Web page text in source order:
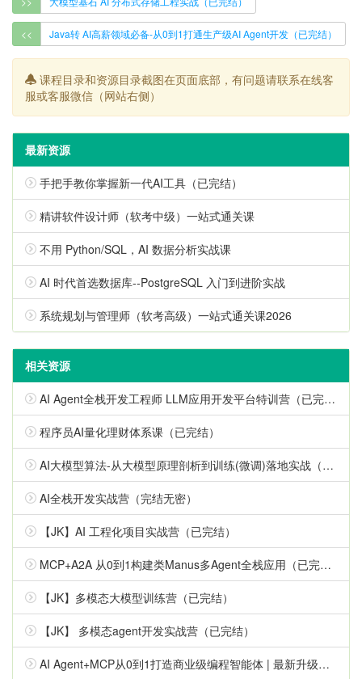
<< Java转 AI高薪领域必备-从0到1打通生产级AI Agent开发（已完结）
课程目录和资源目录截图在页面底部，有问题请联系在线客
服或客服微信（网站右侧）
最新资源
手把手教你掌握新一代AI工具（已完结）
精讲软件设计师（软考中级）一站式通关课
不用 Python/SQL，AI 数据分析实战课
AI 时代首选数据库--PostgreSQL 入门到进阶实战
系统规划与管理师（软考高级）一站式通关课2026
相关资源
AI Agent全栈开发工程师 LLM应用开发平台特训营（已完结，视频+代码+电子书）
程序员AI量化理财体系课（已完结）
AI大模型算法-从大模型原理剖析到训练(微调)落地实战（已完结）
AI全栈开发实战营（完结无密）
【JK】AI 工程化项目实战营（已完结）
MCP+A2A 从0到1构建类Manus多Agent全栈应用（已完结）
【JK】多模态大模型训练营（已完结）
【JK】 多模态agent开发实战营（已完结）
AI Agent+MCP从0到1打造商业级编程智能体 | 最新升级版（已完结）